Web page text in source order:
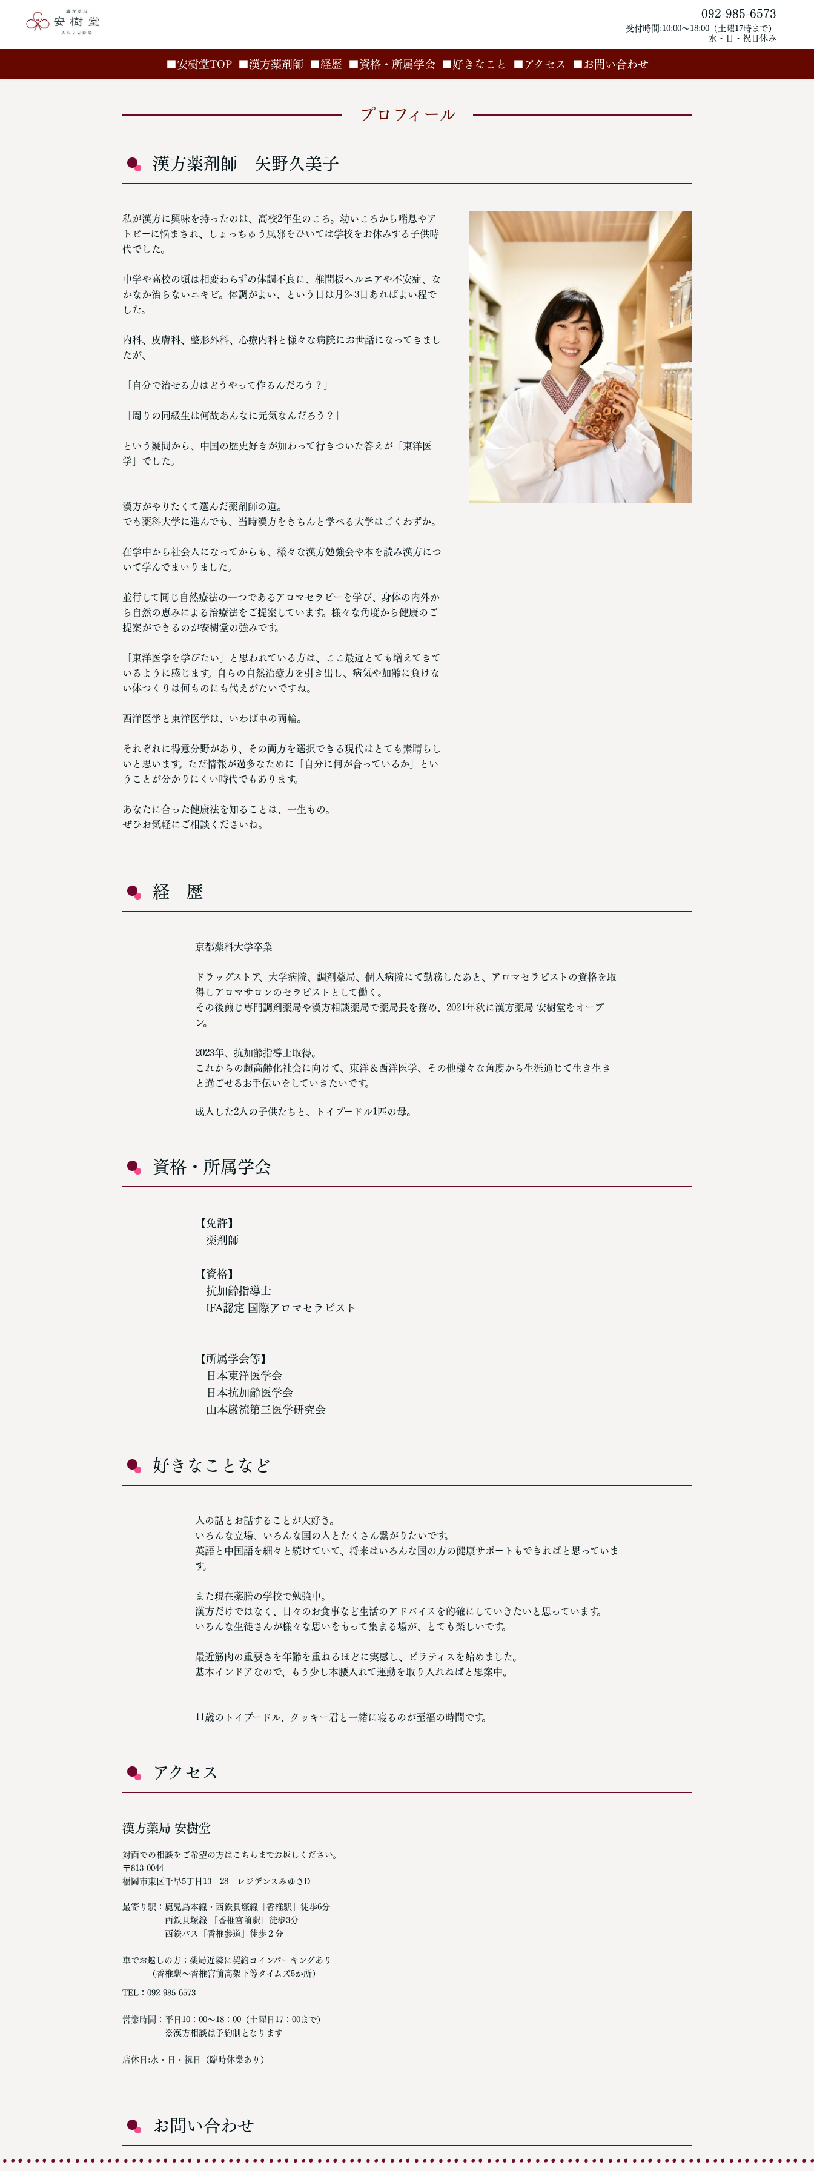
092-985-6573
受付時間:10:00～18:00（土曜17時まで）
水・日・祝日休み
■安樹堂TOP ■漢方薬剤師 ■経歴 ■資格・所属学会 ■好きなこと ■アクセス ■お問い合わせ
プロフィール
漢方薬剤師 矢野久美子
私が漢方に興味を持ったのは、高校2年生のころ。幼いころから喘息やア
トピーに悩まされ、しょっちゅう風邪をひいては学校をお休みする子供時
代でした。
中学や高校の頃は相変わらずの体調不良に、椎間板ヘルニアや不安症、な
かなか治らないニキビ。体調がよい、という日は月2~3日あればよい程で
した。
内科、皮膚科、整形外科、心療内科と様々な病院にお世話になってきまし
たが、
「自分で治せる力はどうやって作るんだろう？」
「周りの同級生は何故あんなに元気なんだろう？」
という疑問から、中国の歴史好きが加わって行きついた答えが「東洋医
学」でした。
漢方がやりたくて選んだ薬剤師の道。
でも薬科大学に進んでも、当時漢方をきちんと学べる大学はごくわずか。
在学中から社会人になってからも、様々な漢方勉強会や本を読み漢方につ
いて学んでまいりました。
並行して同じ自然療法の一つであるアロマセラピーを学び、身体の内外か
ら自然の恵みによる治療法をご提案しています。様々な角度から健康のご
提案ができるのが安樹堂の強みです。
「東洋医学を学びたい」と思われている方は、ここ最近とても増えてきて
いるように感じます。自らの自然治癒力を引き出し、病気や加齢に負けな
い体つくりは何ものにも代えがたいですね。
西洋医学と東洋医学は、いわば車の両輪。
それぞれに得意分野があり、その両方を選択できる現代はとても素晴らし
いと思います。ただ情報が過多なために「自分に何が合っているか」とい
うことが分かりにくい時代でもあります。
あなたに合った健康法を知ることは、一生もの。
ぜひお気軽にご相談くださいね。
経 歴
京都薬科大学卒業
ドラッグストア、大学病院、調剤薬局、個人病院にて勤務したあと、アロマセラピストの資格を取
得しアロマサロンのセラピストとして働く。
その後煎じ専門調剤薬局や漢方相談薬局で薬局長を務め、2021年秋に漢方薬局 安樹堂をオープ
ン。
2023年、抗加齢指導士取得。
これからの超高齢化社会に向けて、東洋＆西洋医学、その他様々な角度から生涯通じて生き生き
と過ごせるお手伝いをしていきたいです。
成人した2人の子供たちと、トイプードル1匹の母。
資格・所属学会
【免許】
薬剤師
【資格】
抗加齢指導士
IFA認定 国際アロマセラピスト
【所属学会等】
日本東洋医学会
日本抗加齢医学会
山本巌流第三医学研究会
好きなことなど
人の話とお話することが大好き。
いろんな立場、いろんな国の人とたくさん繋がりたいです。
英語と中国語を細々と続けていて、将来はいろんな国の方の健康サポートもできればと思っていま
す。
また現在薬膳の学校で勉強中。
漢方だけではなく、日々のお食事など生活のアドバイスを的確にしていきたいと思っています。
いろんな生徒さんが様々な思いをもって集まる場が、とても楽しいです。
最近筋肉の重要さを年齢を重ねるほどに実感し、ピラティスを始めました。
基本インドアなので、もう少し本腰入れて運動を取り入れねばと思案中。
11歳のトイプードル、クッキー君と一緒に寝るのが至福の時間です。
アクセス
漢方薬局 安樹堂
対面での相談をご希望の方はこちらまでお越しください。
〒813-0044
福岡市東区千早5丁目13－28－レジデンスみゆきD
最寄り駅：鹿児島本線・西鉄貝塚線「香椎駅」徒歩6分
西鉄貝塚線 「香椎宮前駅」徒歩3分
西鉄バス「香椎参道」徒歩２分
車でお越しの方：薬局近隣に契約コインパーキングあり
（香椎駅～香椎宮前高架下等タイムズ5か所）
TEL：092-985-6573
営業時間：平日10：00～18：00（土曜日17：00まで）
※漢方相談は予約制となります
店休日:水・日・祝日（臨時休業あり）
お問い合わせ